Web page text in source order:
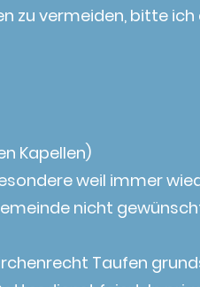
zu vermeiden, bitte
Kapellen)
weil immer
nicht
Taufen